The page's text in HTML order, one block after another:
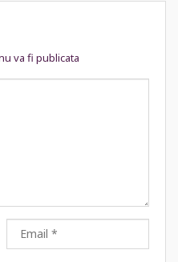
va fi publicata